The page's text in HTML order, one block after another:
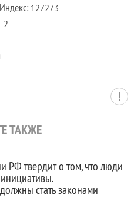
127273
2
ТАКЖЕ
РФ твердит о том, что люди
стать законами